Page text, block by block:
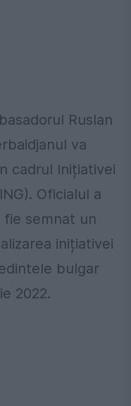
Ruslan
va
cadrul Inițiativei
Oficialul a
fie semnat un
inițiativei
bulgar
2022.